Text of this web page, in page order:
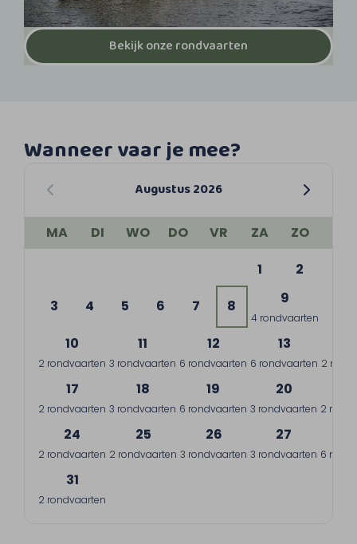
Bekijk onze rondvaarten
Wanneer vaar je mee?
Augustus 2026
MA DI WO DO VR ZA
ZO
1
2
3 4 5 6 7 8 9
4 rondvaarten
10
2 rondvaarten
11
3 rondvaarten
12
6 rondvaarten
13
6 rondvaarten 2
17
2 rondvaarten
18
3 rondvaarten
19
6 rondvaarten
20
3 rondvaarten 2
24
2 rondvaarten
25
2 rondvaarten
26
3 rondvaarten
27
3 rondvaarten 6
31
2 rondvaarten